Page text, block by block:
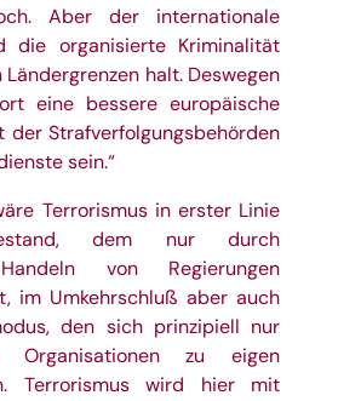
Aber der internationale
die organisierte Kriminalität
halt. Deswegen
eine bessere europäische
der Strafverfolgungsbehörden
sein.“
Terrorismus in erster Linie
dem nur durch
von Regierungen
im Umkehrschluß aber auch
den sich prinzipiell nur
Organisationen zu eigen
Terrorismus wird hier mit